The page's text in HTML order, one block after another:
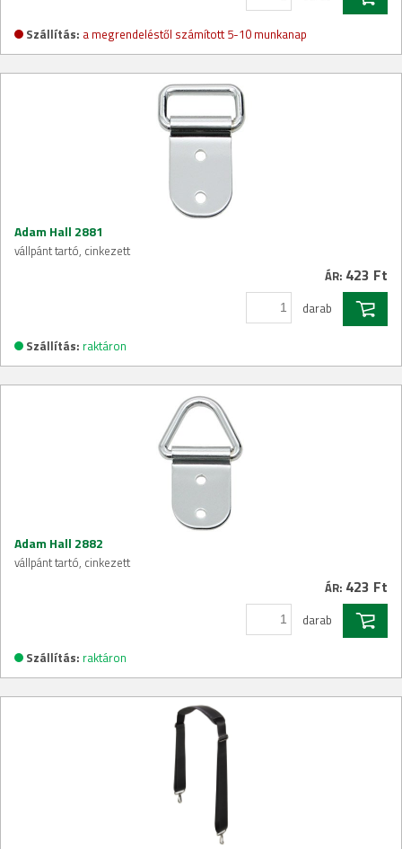
Szállítás: a megrendeléstől számított 5-10 munkanap
Adam Hall 2881
vállpánt tartó, cinkezett
ÁR: 423 Ft
darab
Szállítás: raktáron
Adam Hall 2882
vállpánt tartó, cinkezett
ÁR: 423 Ft
darab
Szállítás: raktáron